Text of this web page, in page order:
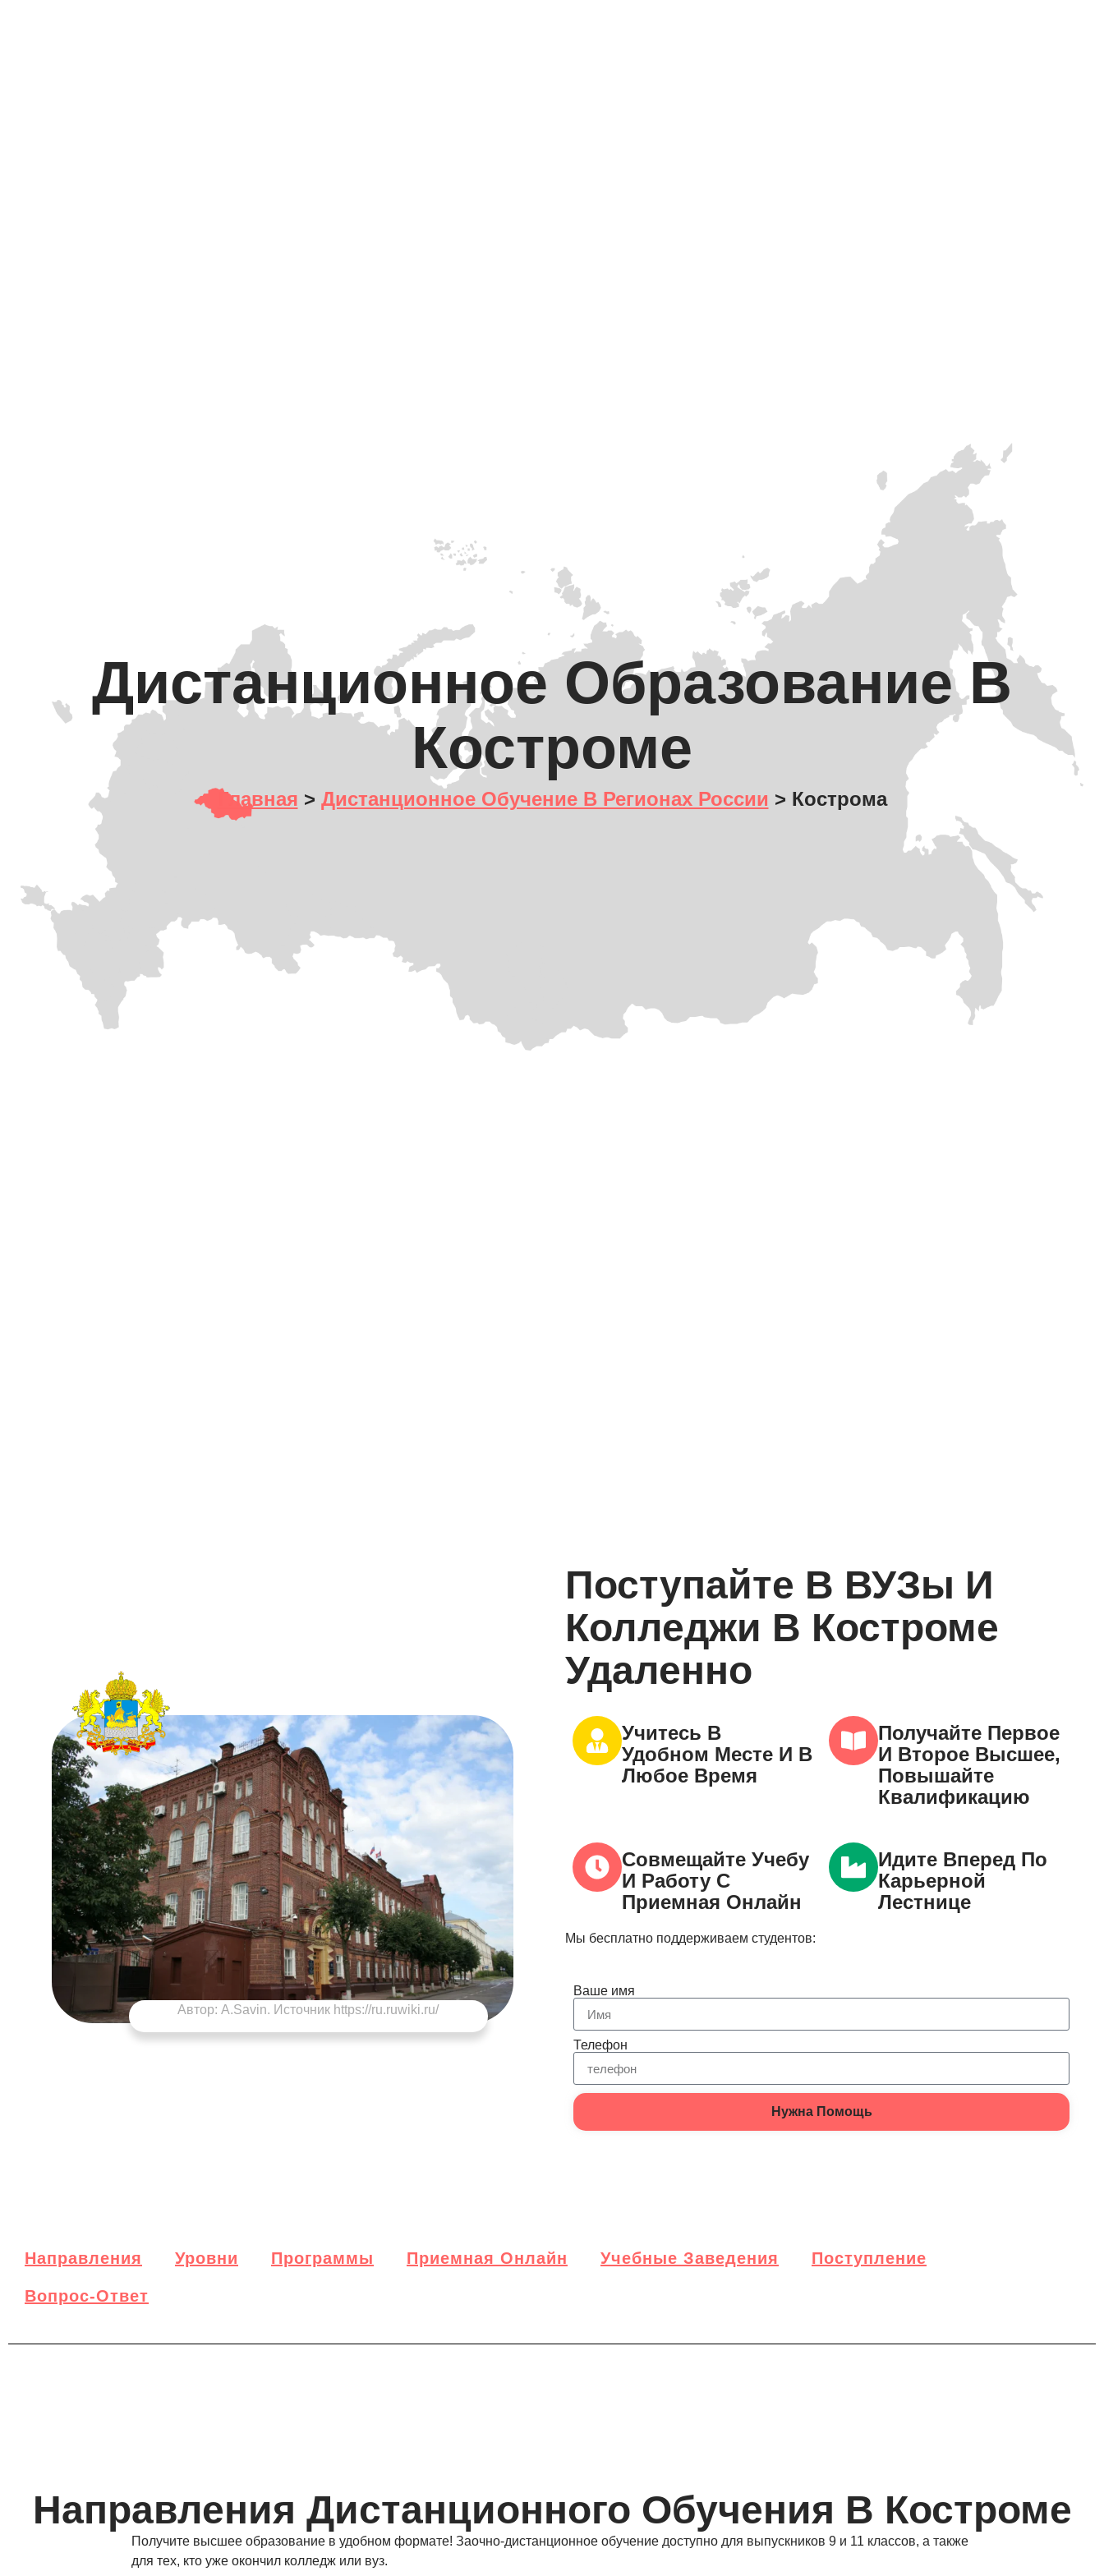
Дистанционное Образование В
Костроме
Главная > Дистанционное Обучение В Регионах России > Кострома
Автор:A.Savin. Источник https://ru.ruwiki.ru/
Поступайте В ВУЗы И
Колледжи В Костроме
Удаленно
Учитесь В
Удобном Месте И В
Любое Время
Получайте Первое
И Второе Высшее,
Повышайте
Квалификацию
Совмещайте Учебу
И Работу С
Приемная Онлайн
Идите Вперед По
Карьерной
Лестнице
Мы бесплатно поддерживаем студентов:
Ваше имя
Телефон
Нужна Помощь
Направления Уровни Программы Приемная Онлайн Учебные Заведения Поступление
Вопрос-Ответ
Направления Дистанционного Обучения В Костроме
Получите высшее образование в удобном формате! Заочно-дистанционное обучение доступно для выпускников 9 и 11 классов, а также
для тех, кто уже окончил колледж или вуз.